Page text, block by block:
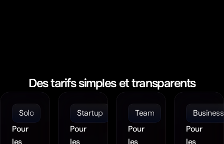
Des tarifs simples et transparents
Solo
Pour
les
Startup
Pour
les
Team
Pour
les
Business
Pour
les